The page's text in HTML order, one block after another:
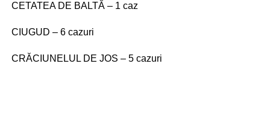
CETATEA DE BALTĂ – 1 caz
CIUGUD – 6 cazuri
CRĂCIUNELUL DE JOS – 5 cazuri